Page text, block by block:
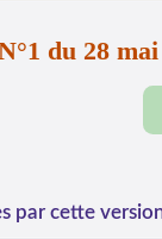
du 28
par cette